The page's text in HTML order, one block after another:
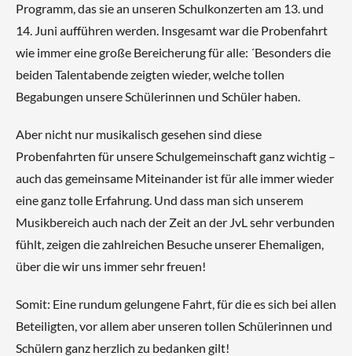
Programm, das sie an unseren Schulkonzerten am 13. und
14. Juni aufführen werden. Insgesamt war die Probenfahrt
wie immer eine große Bereicherung für alle: ´Besonders die
beiden Talentabende zeigten wieder, welche tollen
Begabungen unsere Schülerinnen und Schüler haben.
Aber nicht nur musikalisch gesehen sind diese
Probenfahrten für unsere Schulgemeinschaft ganz wichtig –
auch das gemeinsame Miteinander ist für alle immer wieder
eine ganz tolle Erfahrung. Und dass man sich unserem
Musikbereich auch nach der Zeit an der JvL sehr verbunden
fühlt, zeigen die zahlreichen Besuche unserer Ehemaligen,
über die wir uns immer sehr freuen!
Somit: Eine rundum gelungene Fahrt, für die es sich bei allen
Beteiligten, vor allem aber unseren tollen Schülerinnen und
Schülern ganz herzlich zu bedanken gilt!